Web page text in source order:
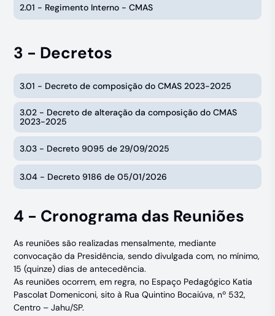
2.01 - Regimento Interno - CMAS
3 - Decretos
3.01 - Decreto de composição do CMAS 2023-2025
3.02 - Decreto de alteração da composição do CMAS
2023-2025
3.03 - Decreto 9095 de 29/09/2025
3.04 - Decreto 9186 de 05/01/2026
4 - Cronograma das Reuniões
As reuniões são realizadas mensalmente, mediante
convocação da Presidência, sendo divulgada com, no mínimo,
15 (quinze) dias de antecedência.
As reuniões ocorrem, em regra, no Espaço Pedagógico Katia
Pascolat Domeniconi, sito à Rua Quintino Bocaiúva, nº 532,
Centro – Jahu/SP.